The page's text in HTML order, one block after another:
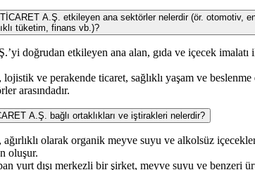
A.Ş. etkileyen ana sektörler nelerdir (ör. otomotiv,
tüketim, finans vb.)?
doğrudan etkileyen ana alan, gıda ve içecek imalatı
ve perakende ticaret, sağlıklı yaşam ve beslenme
arasındadır.
A.Ş. bağlı ortaklıkları ve iştirakleri nelerdir?
ağırlıklı olarak organik meyve suyu ve alkolsüz
oluşur.
yurt dışı merkezli bir şirket, meyve suyu ve benzeri